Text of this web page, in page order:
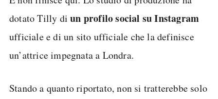
dotato Tilly diun profilo social su Instagram
ufficiale e di un sito ufficiale che la definisce
un’attrice impegnata a Londra.
Stando a quanto riportato, non si tratterebbe solo